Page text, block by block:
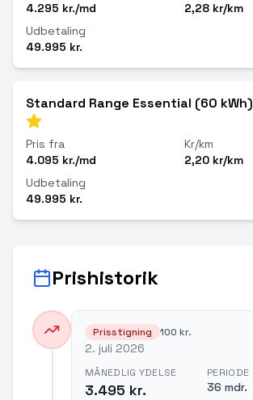
4.295 kr./md
2,28 kr/km
Udbetaling
49.995 kr.
Standard Range Essential (60 kWh)
Pris fra
4.095 kr./md
Kr/km
2,20 kr/km
Udbetaling
49.995 kr.
Prishistorik
Prisstigning 100 kr.
2. juli 2026
MÅNEDLIG YDELSE
3.495 kr.
PERIODE
36 mdr.